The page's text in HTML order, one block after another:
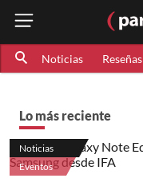
Noticias Reseñas
Lo más reciente
Noticias
Eventos